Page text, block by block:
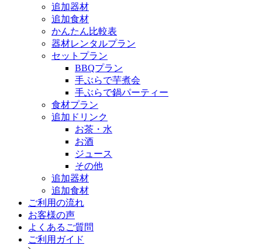
追加器材
追加食材
かんたん比較表
器材レンタルプラン
セットプラン
BBQプラン
手ぶらで芋煮会
手ぶらで鍋パーティー
食材プラン
追加ドリンク
お茶・水
お酒
ジュース
その他
追加器材
追加食材
ご利用の流れ
お客様の声
よくあるご質問
ご利用ガイド